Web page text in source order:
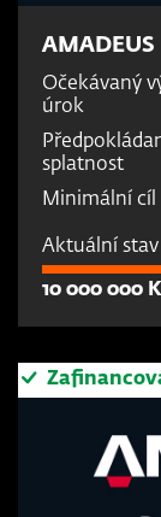
Očekávaný
úrok
splatnost
Minimální cíl
Aktuální stav
10 000 000